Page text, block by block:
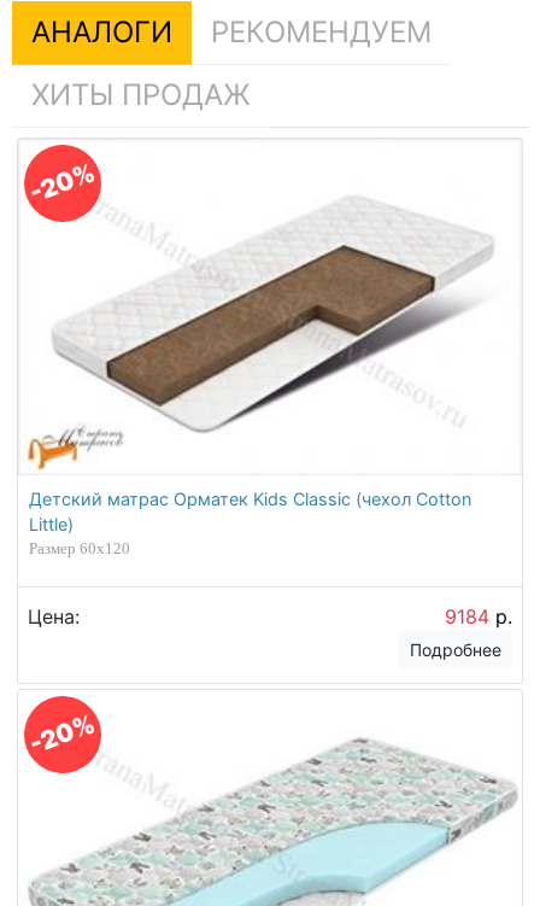
АНАЛОГИ
РЕКОМЕНДУЕМ
ХИТЫ ПРОДАЖ
-20%
Детский матрас Орматек Kids Classic (чехол Cotton
Little)
Размер 60х120
Цена: 9184 р.
Подробнее
-20%